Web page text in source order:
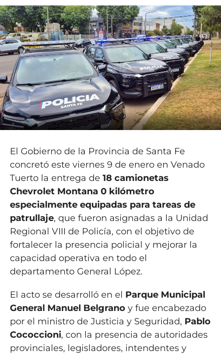
El Gobierno de la Provincia de Santa Fe
concretó este viernes 9 de enero en Venado
Tuerto la entrega de 18 camionetas
Chevrolet Montana 0 kilómetro
especialmente equipadas para tareas de
patrullaje, que fueron asignadas a la Unidad
Regional VIII de Policía, con el objetivo de
fortalecer la presencia policial y mejorar la
capacidad operativa en todo el
departamento General López.
El acto se desarrolló en el Parque Municipal
General Manuel Belgranoy fue encabezado
por el ministro de Justicia y Seguridad, Pablo
Cococcioni, con la presencia de autoridades
provinciales, legisladores, intendentes y